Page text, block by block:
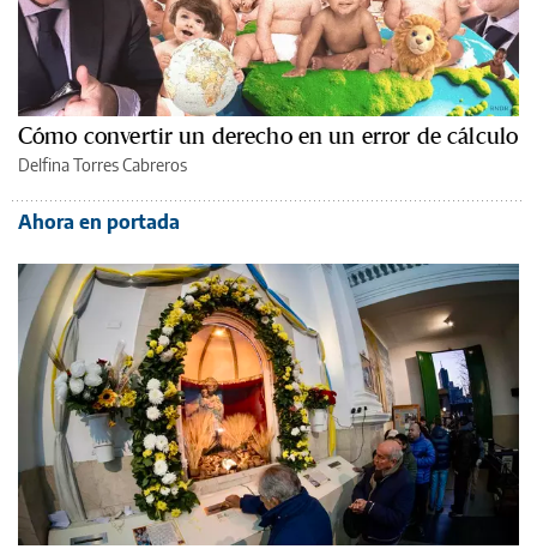
Cómo convertir un derecho en un error de cálculo
Delfina Torres Cabreros
Ahora en portada